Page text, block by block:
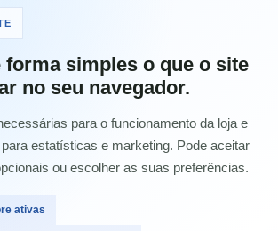
Epson T0711 Preto
forma simples o que o site
no seu navegador.
para o funcionamento da loja e
estatísticas e marketing. Pode aceitar
ou escolher as suas preferências.
ativas